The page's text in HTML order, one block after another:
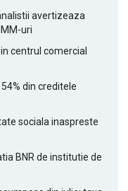
avertizeaza
uri
centrul comercial
din creditele
sociala inaspreste
BNR de institutie de